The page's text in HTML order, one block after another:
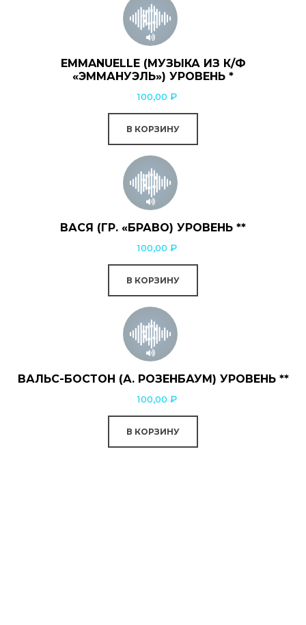
EMMANUELLE (МУЗЫКА ИЗ К/Ф
«ЭММАНУЭЛЬ») УРОВЕНЬ *
100,00 ₽
В КОРЗИНУ
ВАСЯ (ГР. «БРАВО) УРОВЕНЬ **
100,00 ₽
В КОРЗИНУ
ВАЛЬС-БОСТОН (А. РОЗЕНБАУМ) УРОВЕНЬ **
100,00 ₽
В КОРЗИНУ